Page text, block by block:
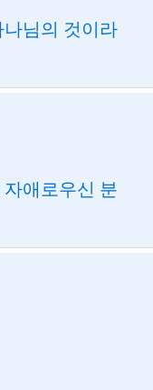
님의 것이라
애로우신 분